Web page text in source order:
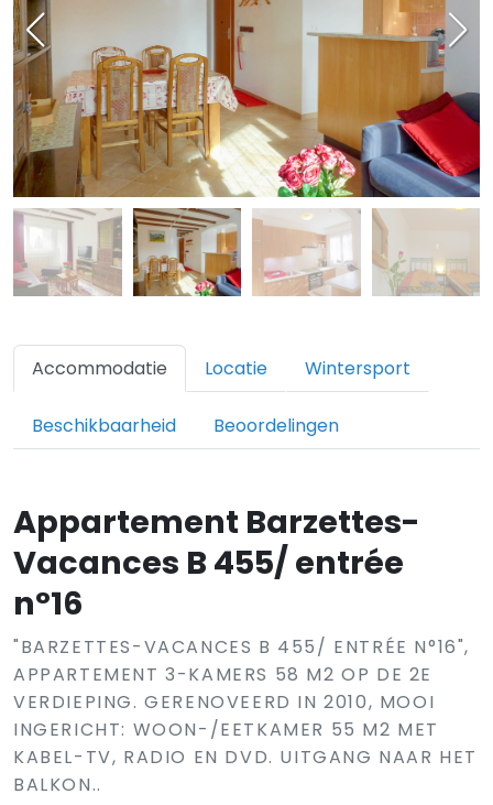
Accommodatie Locatie Wintersport
Beschikbaarheid Beoordelingen
Appartement Barzettes-
Vacances B 455/ entrée
n°16
"BARZETTES-VACANCES B 455/ ENTRÉE N°16",
APPARTEMENT 3-KAMERS 58 M2 OP DE 2E
VERDIEPING. GERENOVEERD IN 2010, MOOI
INGERICHT: WOON-/EETKAMER 55 M2 MET
KABEL-TV, RADIO EN DVD. UITGANG NAAR HET
BALKON..